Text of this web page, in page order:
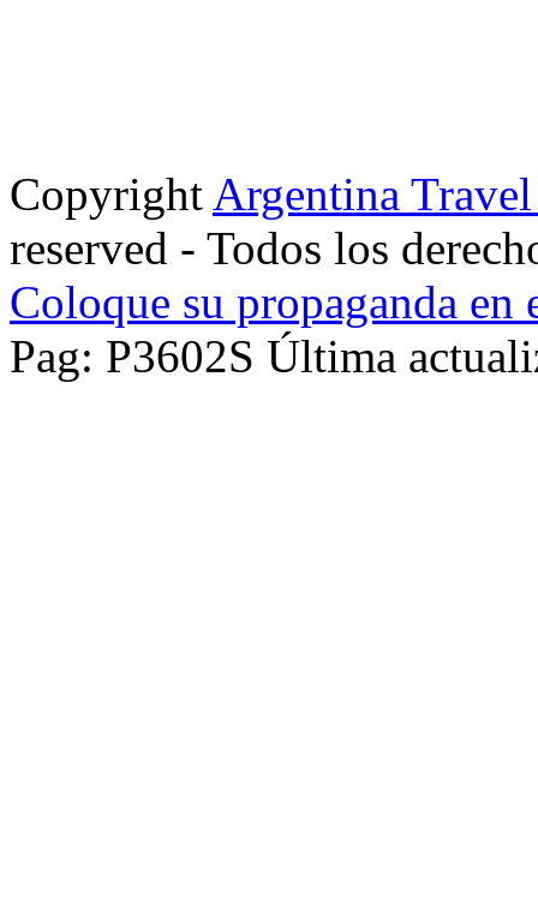
Copyright Argentina
reserved - Todos los
Coloque su propaganda en
Pag: P3602S Última